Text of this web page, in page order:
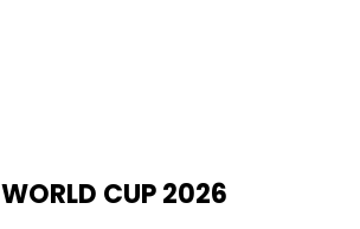
WORLD CUP 2026